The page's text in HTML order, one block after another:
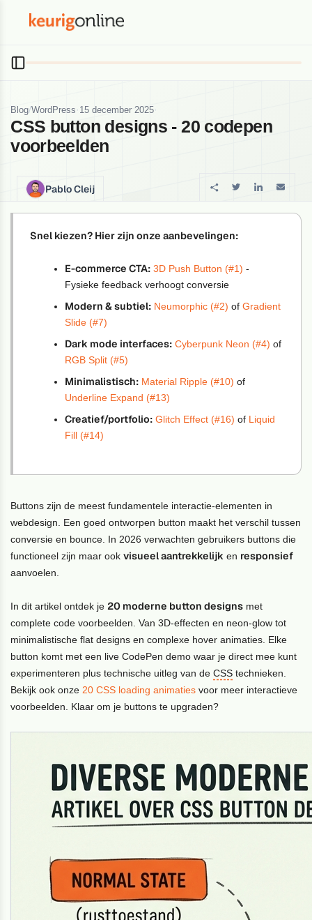
Domeinnaam
Registreer je domein
Support & kennisbank
Blog & tools
Webmail
Je mail bekijken in een online omgeving
Blog/WordPress · 15 december 2025·
CSS button designs - 20 codepen
voorbeelden
Pablo Cleij
Snel kiezen? Hier zijn onze aanbevelingen:
E-commerce CTA: 3D Push Button (#1) -
Fysieke feedback verhoogt conversie
Modern & subtiel: Neumorphic (#2) ofGradient
Slide (#7)
Dark mode interfaces: Cyberpunk Neon (#4) of
RGB Split (#5)
Minimalistisch: Material Ripple (#10) of
Underline Expand (#13)
Creatief/portfolio: Glitch Effect (#16) of Liquid
Fill (#14)
Buttons zijn de meest fundamentele interactie-elementen in
webdesign. Een goed ontworpen button maakt het verschil tussen
conversie en bounce. In 2026 verwachten gebruikers buttons die
functioneel zijn maar ookvisueel aantrekkelijk en responsief
aanvoelen.
In dit artikel ontdek je 20 moderne button designs met
complete code voorbeelden. Van 3D-effecten en neon-glow tot
minimalistische flat designs en complexe hover animaties. Elke
button komt met een live CodePen demo waar je direct mee kunt
experimenteren plus technische uitleg van deCSS technieken.
Bekijk ook onze 20 CSS loading animaties voor meer interactieve
voorbeelden. Klaar om je buttons te upgraden?